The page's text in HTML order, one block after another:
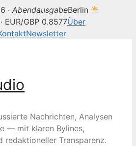
· AbendausgabeBerlin
EUR/GBP 0.8577Über
Newsletter
Nachrichten, Analysen
— mit klaren Bylines,
redaktioneller Transparenz.